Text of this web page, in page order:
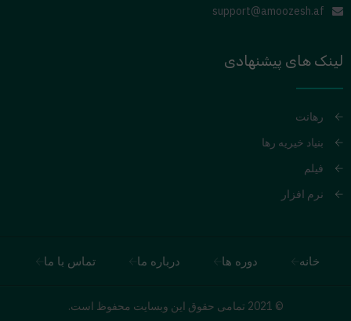
support@amoozesh.af
لینک های پیشنهادی
رهانت
بنیاد خیریه رها
فیلم
نرم افزار
خانه دوره ها درباره ما تماس با ما
© 2021 تمامی حقوق این وبسایت محفوظ است.